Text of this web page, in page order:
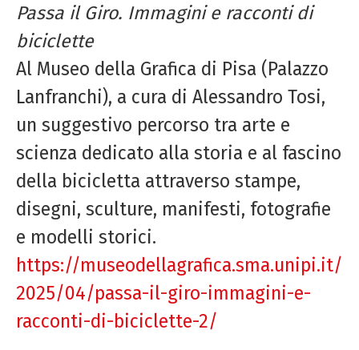
Passa il Giro. Immagini e racconti di
biciclette
Al Museo della Grafica di Pisa (Palazzo
Lanfranchi), a cura di Alessandro Tosi,
un suggestivo percorso tra arte e
scienza dedicato alla storia e al fascino
della bicicletta attraverso stampe,
disegni, sculture, manifesti, fotografie
e modelli storici.
https://museodellagrafica.sma.unipi.it/
2025/04/passa-il-giro-immagini-e-
racconti-di-biciclette-2/